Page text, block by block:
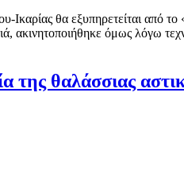
Ικαρίας θα εξυπηρετείται
ακινητοποιήθηκε όμως λόγω
της θαλάσσιας